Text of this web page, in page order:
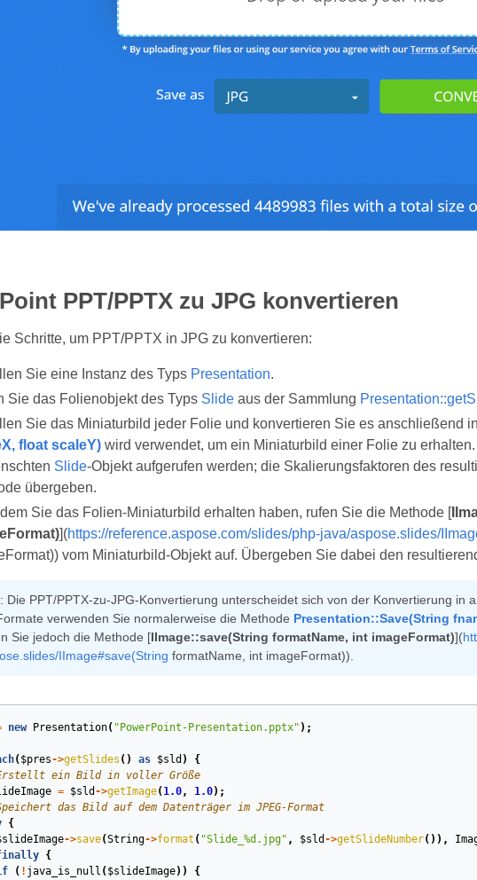
PPT/PPTX zu JPG konvertieren
Schritte, um PPT/PPTX in JPG zu konvertieren:
Sie eine Instanz des Typs Presentation.
Sie das Folienobjekt des Typs Slideaus der Sammlung
Sie das Miniaturbild jeder Folie und konvertieren Sie es anschließend
float scaleY)wird verwendet, um ein Miniaturbild einer Folie zu
Slide‑Objekt aufgerufen werden; die Skalierungsfaktoren des
übergeben.
Sie das Folien‑Miniaturbild erhalten haben, rufen Sie die Methode [
](https://reference.aspose.com/slides/php-java/aspose.slides/
vom Miniaturbild‑Objekt auf. Übergeben Sie dabei den
: Die PPT/PPTX‑zu‑JPG‑Konvertierung unterscheidet sich von der Konvertierung in
verwenden Sie normalerweise die Methode Presentation::Save(String
Sie jedoch die Methode [IImage::save(String formatName, int imageFormat)](
IImage#save(String formatName, int imageFormat)).
new Presentation( "PowerPoint-Presentation.pptx" );
( $pres->getSlides () as $sld )
{
ein Bild in voller Größe
= $sld ->getImage( 1.0, 1.0);
das Bild auf dem Datenträger im JPEG-Format
{
->save(String->format ( "Slide_%d.jpg" , $sld ->getSlideNumber()),
{
( ! java_is_null ( $slideImage))
{